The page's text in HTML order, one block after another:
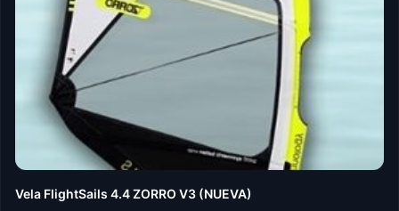
Vela FlightSails 4.4 ZORRO V3 (NUEVA)